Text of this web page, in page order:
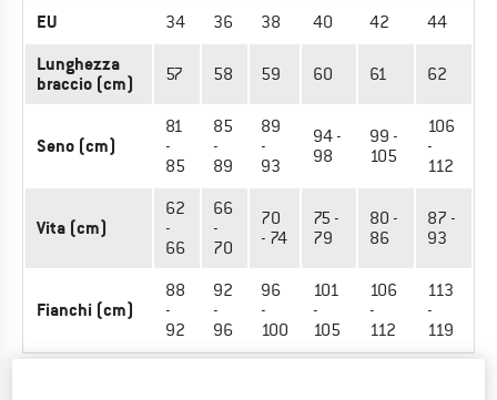
EU 34 36 38 40 42 44
Lunghezza
braccio (cm)
57 58 59 60 61 62
Seno (cm)
81
-
85
85
-
89
89
-
93
94 -
98
99 -
105
106
-
112
Vita (cm)
62
-
66
66
-
70
70
- 74
75 -
79
80 -
86
87 -
93
Fianchi (cm)
88
-
92
92
-
96
96
-
100
101
-
105
106
-
112
113
-
119